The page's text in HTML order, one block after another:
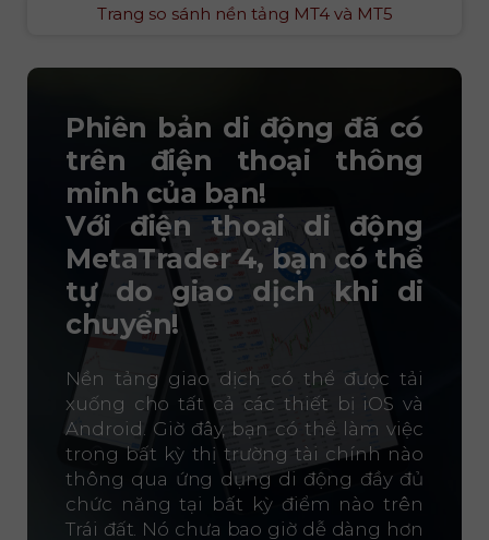
Trang so sánh nền tảng MT4 và MT5
Phiên bản di động đã có
trên điện thoại thông
minh của bạn!
Với điện thoại di động
MetaTrader 4, bạn có thể
tự do giao dịch khi di
chuyển!
Nền tảng giao dịch có thể được tải
xuống cho tất cả các thiết bị iOS và
Android. Giờ đây, bạn có thể làm việc
trong bất kỳ thị trường tài chính nào
thông qua ứng dụng di động đầy đủ
chức năng tại bất kỳ điểm nào trên
Trái đất. Nó chưa bao giờ dễ dàng hơn